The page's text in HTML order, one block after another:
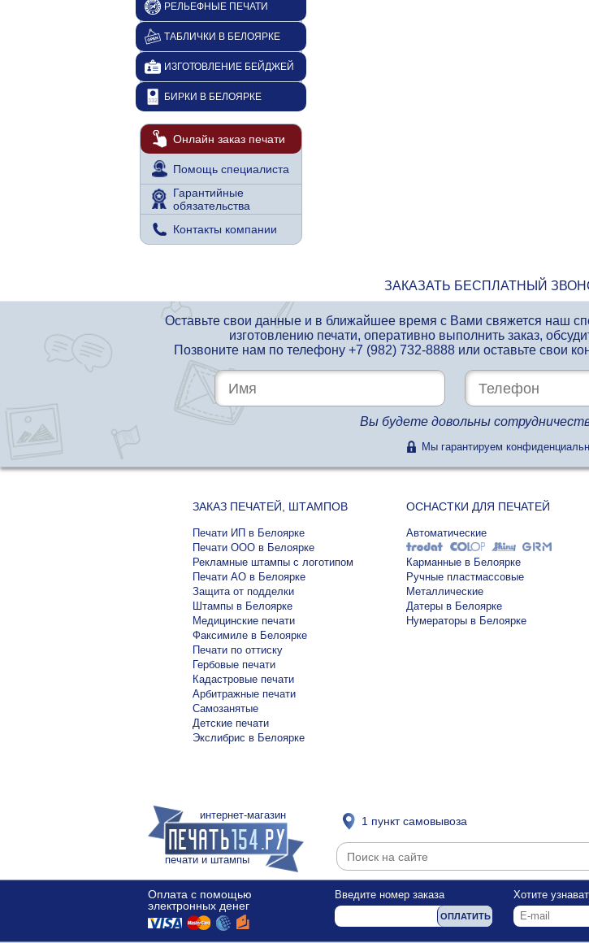
РЕЛЬЕФНЫЕ ПЕЧАТИ
ТАБЛИЧКИ В БЕЛОЯРКЕ
ИЗГОТОВЛЕНИЕ БЕЙДЖЕЙ
БИРКИ В БЕЛОЯРКЕ
Онлайн заказ печати
Помощь специалиста
Гарантийные
обязательства
Контакты компании
ЗАКАЗАТЬ БЕСПЛАТНЫЙ
Оставьте свои данные и в ближайшее время с Вами свяжется наш
изготовлению печати, оперативно выполнить заказ,
Позвоните нам по телефону +7 (982) 732-8888или оставьте свои
Вы будете довольны
Мы гарантируем
ЗАКАЗ ПЕЧАТЕЙ, ШТАМПОВ
Печати ИП в Белоярке
Печати ООО в Белоярке
Рекламные штампы с логотипом
Печати АО в Белоярке
Защита от подделки
Штампы в Белоярке
Медицинские печати
Факсимиле в Белоярке
Печати по оттиску
Гербовые печати
Кадастровые печати
Арбитражные печати
Самозанятые
Детские печати
Экслибрис в Белоярке
ОСНАСТКИ ДЛЯ ПЕЧАТЕЙ
Автоматические
Карманные в Белоярке
Ручные пластмассовые
Металлические
Датеры в Белоярке
Нумераторы в Белоярке
интернет-магазин
печати и штампы
1 пункт самовывоза
Оплата с помощью
электронных денег
Введите номер заказа Хотите